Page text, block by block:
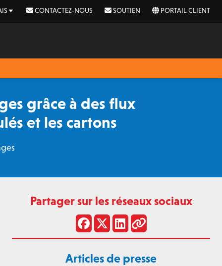
CONTACTEZ-NOUS SOUTIEN PORTAIL CLIENT
grâce à des flux
et les cartons
Partager sur les réseaux sociaux
Articles de presse